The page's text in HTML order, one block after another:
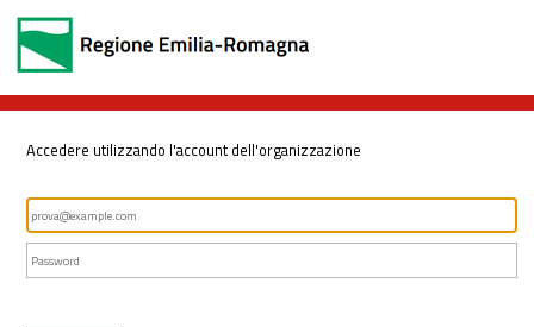
Accedere utilizzando l'account dell'organizzazione